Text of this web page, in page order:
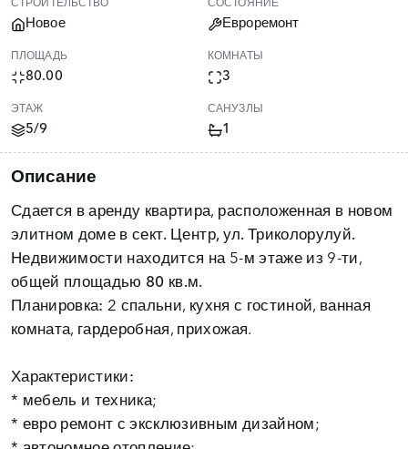
СТРОИТЕЛЬСТВО
Новое
СОСТОЯНИЕ
Евроремонт
ПЛОЩАДЬ
80.00
КОМНАТЫ
3
ЭТАЖ
5/9
САНУЗЛЫ
1
Описание
Сдается в аренду квартира, расположенная в новом
элитном доме всект. Центр, ул. Триколорулуй.
Недвижимости находится на 5-м этаже из 9-ти,
общей площадью 80 кв.м.
Планировка: 2 спальни, кухня с гостиной, ванная
комната, гардеробная, прихожая.
Характеристики:
* мебель и техника;
* евро ремонт с эксклюзивным дизайном;